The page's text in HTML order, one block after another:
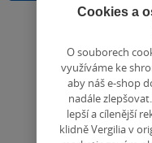
Cookies a
O souborech
využíváme ke
aby náš e-shop
nadále
lepší a cílenější
klidně Vergilia v